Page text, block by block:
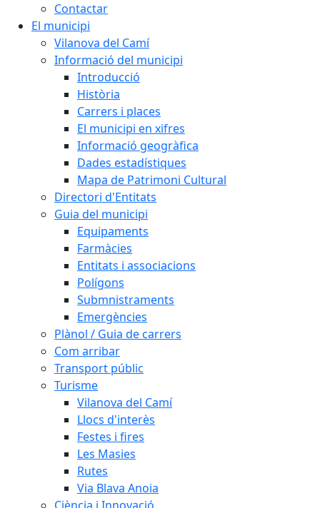
Contactar
El municipi
Vilanova del Camí
Informació del municipi
Introducció
Història
Carrers i places
El municipi en xifres
Informació geogràfica
Dades estadístiques
Mapa de Patrimoni Cultural
Directori d'Entitats
Guia del municipi
Equipaments
Farmàcies
Entitats i associacions
Polígons
Submnistraments
Emergències
Plànol / Guia de carrers
Com arribar
Transport públic
Turisme
Vilanova del Camí
Llocs d'interès
Festes i fires
Les Masies
Rutes
Via Blava Anoia